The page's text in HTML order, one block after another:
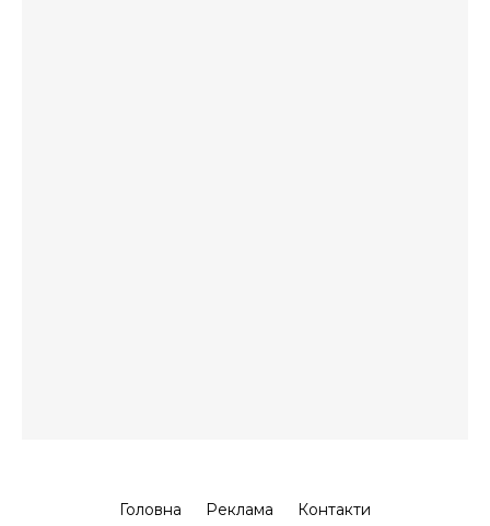
Головна Реклама Контакти